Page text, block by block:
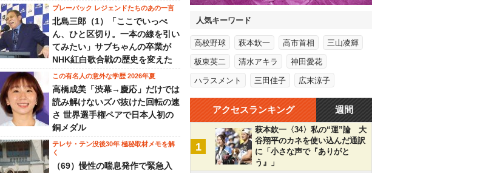
プレーバック レジェンドたちのあの一言
北島三郎（1）「ここでいっぺ
ん、ひと区切り。一本の線を引い
てみたい」サブちゃんの卒業が
NHK紅白歌合戦の歴史を変えた
この有名人の意外な学歴 2026年夏
高橋成美「渋幕→慶応」だけでは
読み解けないズバ抜けた回転の速
さ 世界選手権ペアで日本人初の
銅メダル
テレサ・テン没後30年 極秘取材メモを解
く
（69）慢性の喘息発作で緊急入
人気キーワード
高校野球 萩本欽一 高市首相 三山凌輝
板東英二 清水アキラ 神田愛花
ハラスメント 三田佳子 広末涼子
アクセスランキング 週間
1
萩本欽一〈34〉私の“運”論 大
谷翔平のカネを使い込んだ通訳
に「小さな声で『ありがと
う』」